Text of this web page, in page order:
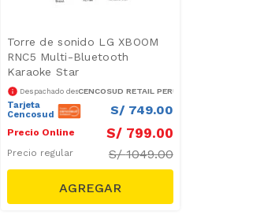
Torre de sonido LG XBOOM
RNC5 Multi-Bluetooth
Karaoke Star
Despachado desdeCENCOSUD RETAIL PERÚ S.A.
Tarjeta
Cencosud
S/ 749.00
Precio Online S/ 799.00
Precio regular S/1049.00